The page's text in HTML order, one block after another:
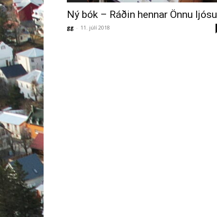
Ný bók – Ráðin hennar Önnu ljósu
gg - 11. júlí 2018